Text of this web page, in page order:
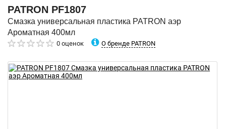
PATRON PF1807
Смазка универсальная пластика PATRON аэр
Ароматная 400мл
0 оценок О бренде PATRON